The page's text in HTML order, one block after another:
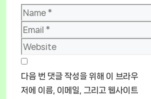
Name
Email
Website
다음 번 댓글 작성을 위해 이 브라우
저에 이름, 이메일, 그리고 웹사이트